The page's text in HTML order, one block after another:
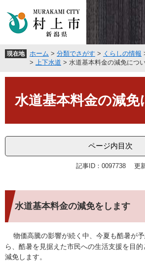
頭
す
飛
し
現在地 ホーム > 分類でさがす > くらしの情報
> 上下水道 > 水道基本料金の減免につ
水道基本料金の減免
ページ内目次
記事ID：0097738 更
水道基本料金の減免をします
物価高騰の影響が続く中、今夏も酷暑が
ら、酷暑を見据えた市民への生活支援を目
減免します。